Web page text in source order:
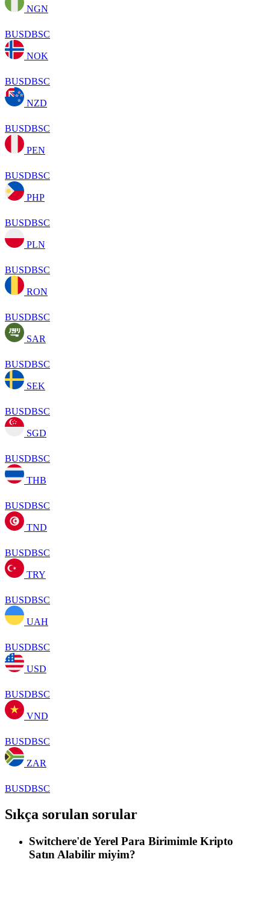
NGN
BUSDBSC
NOK
BUSDBSC
NZD
BUSDBSC
PEN
BUSDBSC
PHP
BUSDBSC
PLN
BUSDBSC
RON
BUSDBSC
SAR
BUSDBSC
SEK
BUSDBSC
SGD
BUSDBSC
THB
BUSDBSC
TND
BUSDBSC
TRY
BUSDBSC
UAH
BUSDBSC
USD
BUSDBSC
VND
BUSDBSC
ZAR
BUSDBSC
Sıkça sorulan sorular
Switchere'de Yerel Para Birimimle Kripto
Satın Alabilir miyim?